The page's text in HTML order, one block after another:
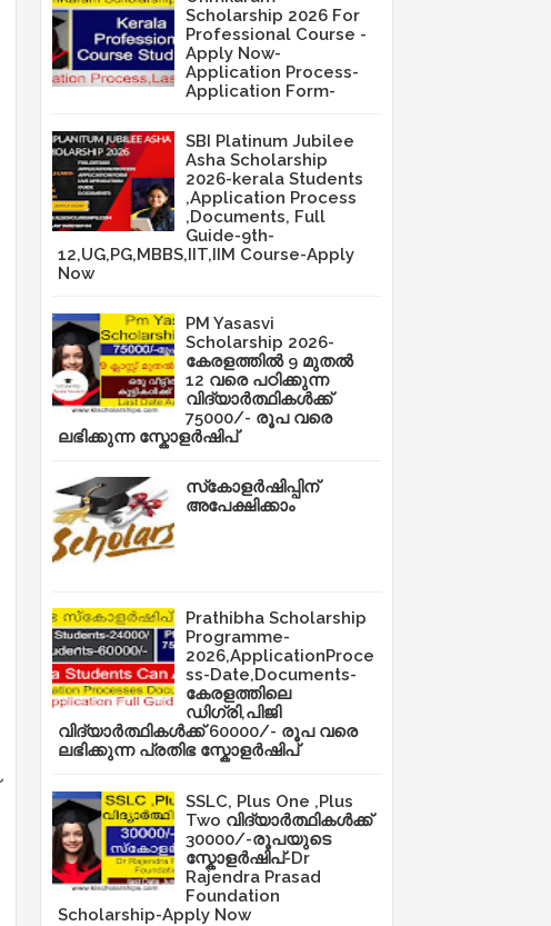
Scholarship 2026 For
Professional Course -
Apply Now-
Application Process-
Application Form-
SBI Platinum Jubilee
Asha Scholarship
2026-kerala Students
,Application Process
,Documents, Full
Guide-9th-
12,UG,PG,MBBS,IIT,IIM Course-Apply
Now
PM Yasasvi
Scholarship 2026-
കേരളത്തിൽ 9 മുതൽ
12 വരെ പഠിക്കുന്ന
വിദ്യാർത്ഥികൾക്ക്
75000/- രൂപ വരെ
ലഭിക്കുന്ന സ്കോളർഷിപ്
സ്‌കോളർഷിപ്പിന്
അപേക്ഷിക്കാം
Prathibha Scholarship
Programme-
2026,ApplicationProce
ss-Date,Documents-
കേരളത്തിലെ
ഡിഗ്രി,പിജി
വിദ്യാർത്ഥികൾക്ക് 60000/- രൂപ വരെ
ലഭിക്കുന്ന പ്രതിഭ സ്കോളർഷിപ്
SSLC, Plus One ,Plus
Two വിദ്യാർത്ഥികൾക്ക്
30000/-രൂപയുടെ
സ്കോളർഷിപ്-Dr
Rajendra Prasad
Foundation
Scholarship-Apply Now